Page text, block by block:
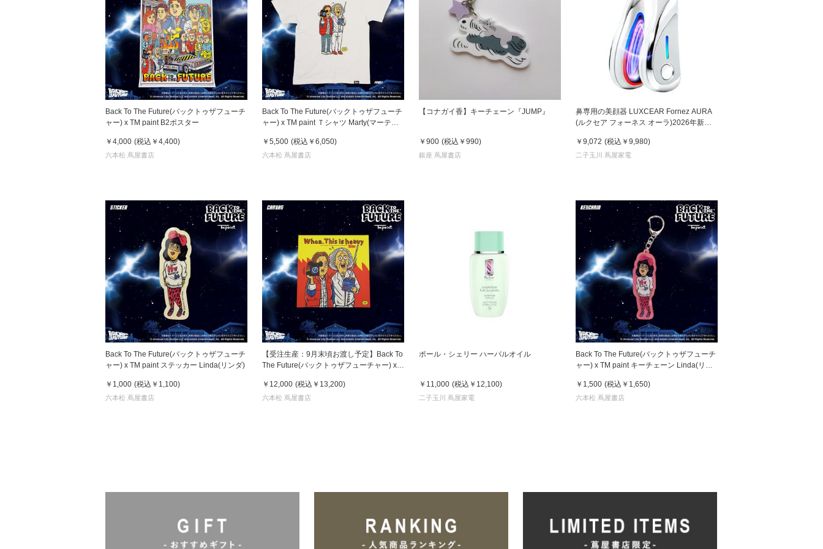
Back To The Future(バックトゥザフューチ
ャー) x TM paint B2ポスター
￥4,000 (税込 ￥4,400)
六本松 蔦屋書店
Back To The Future(バックトゥザフューチ
ャー) x TM paint Ｔシャツ Marty(マーティ)
￥5,500 (税込 ￥6,050)
六本松 蔦屋書店
【コナガイ香】キーチェーン『JUMP』
￥900 (税込 ￥990)
銀座 蔦屋書店
鼻専用の美顔器 LUXCEAR Fornez AURA
(ルクセア フォーネス オーラ)2026年新型
￥9,072 (税込 ￥9,980)
二子玉川 蔦屋家電
Back To The Future(バックトゥザフューチ
ャー) x TM paint ステッカー Linda(リンダ)
￥1,000 (税込 ￥1,100)
六本松 蔦屋書店
【受注生産：9月末頃お渡し予定】Back To
The Future(バックトゥザフューチャー) x
＆ドク)
￥12,000 (税込 ￥13,200)
六本松 蔦屋書店
ポール・シェリー ハーバルオイル
￥11,000 (税込 ￥12,100)
二子玉川 蔦屋家電
Back To The Future(バックトゥザフューチ
ャー) x TM paint キーチェーン Linda(リン
￥1,500 (税込 ￥1,650)
六本松 蔦屋書店